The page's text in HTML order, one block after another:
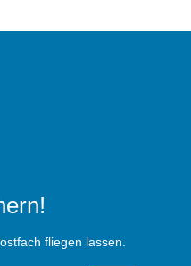
fliegen lassen.